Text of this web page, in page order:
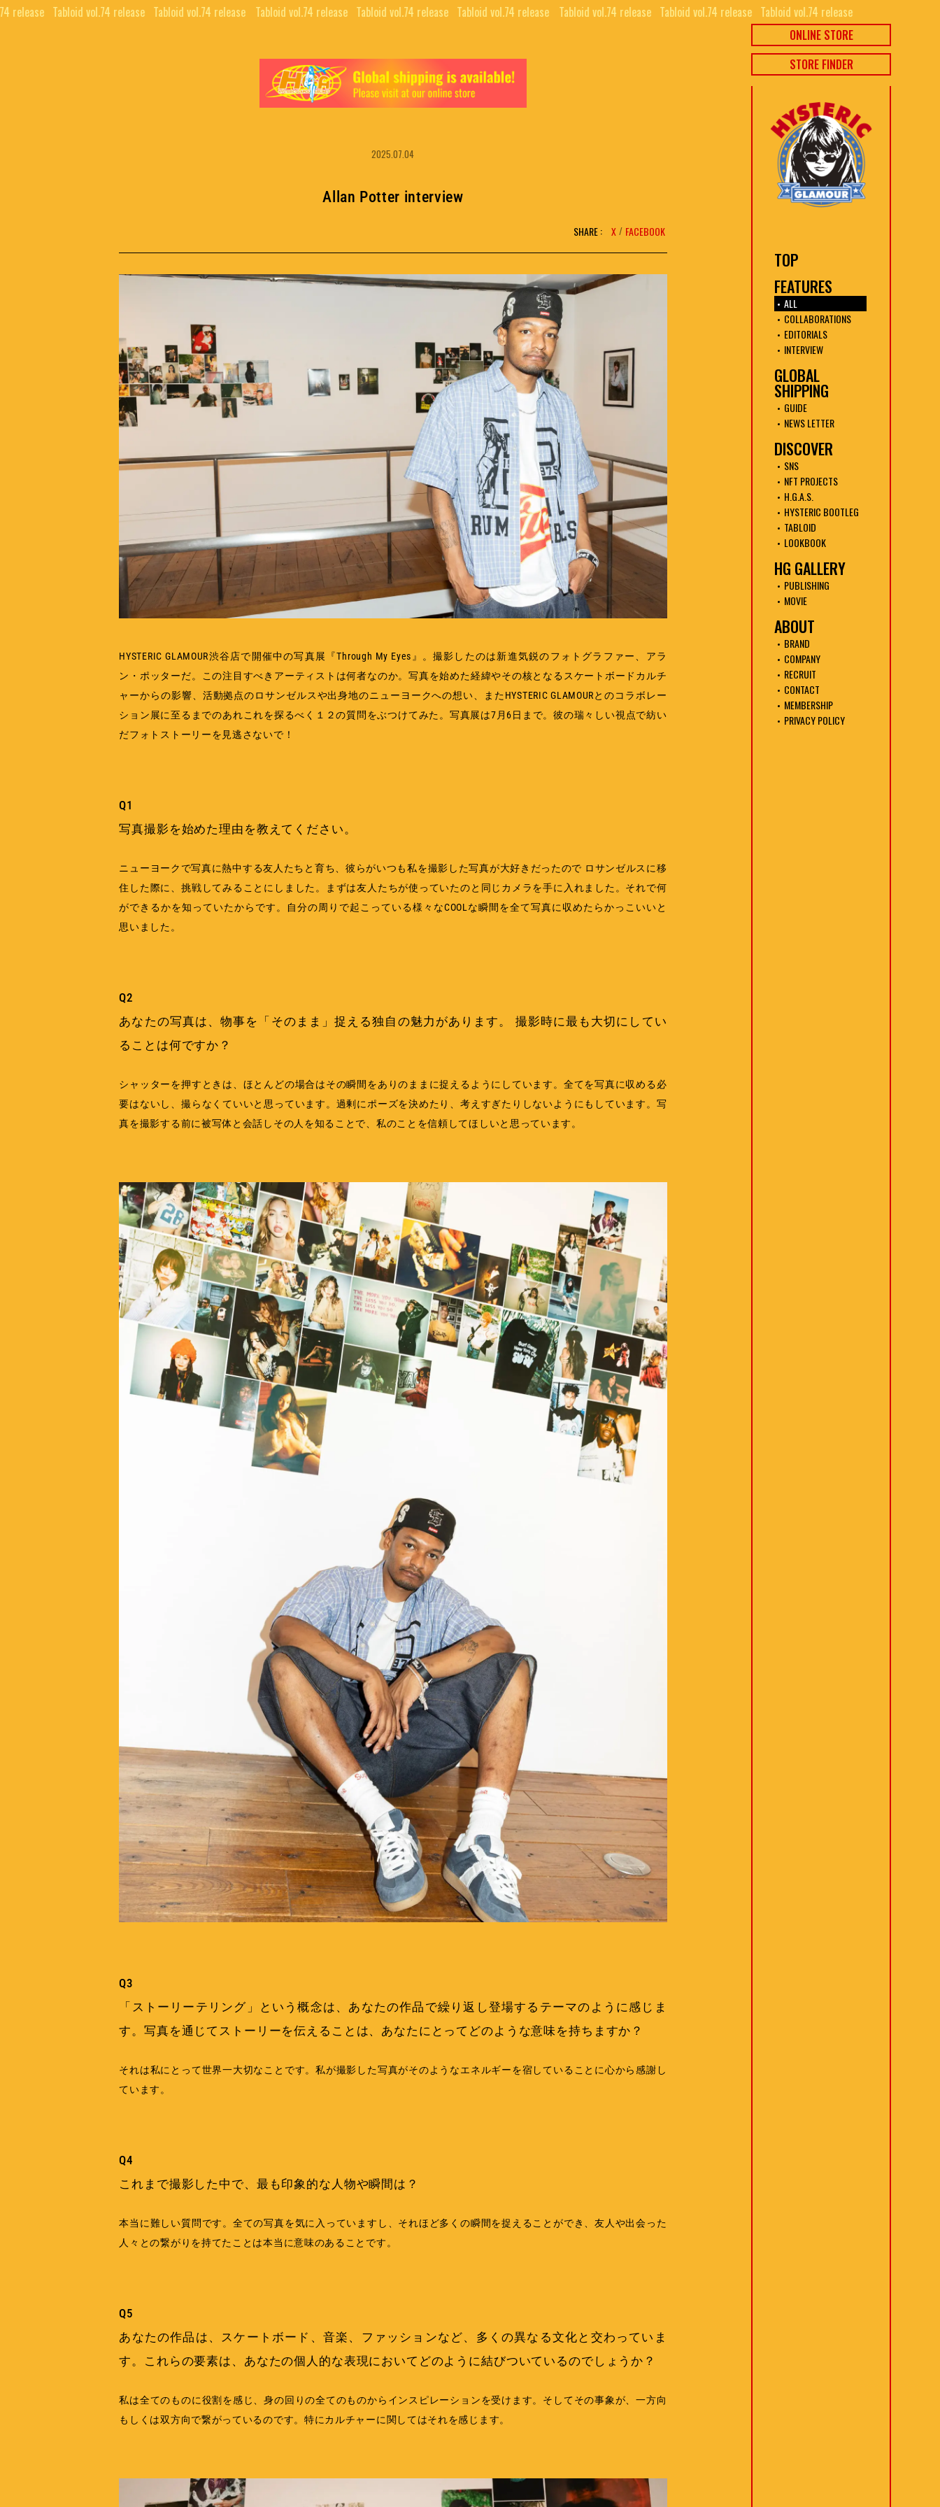
Tabloid vol.74 release⠀Tabloid vol.74 release⠀Tabloid vol.74 release⠀Tabloid vol.74 release⠀Tabloid vol.74 release⠀Tabloid vol.74 release⠀Tabloid vol.74 release⠀Tabloid vol.74 release⠀
ONLINE STORE
STORE FINDER
TOP
FEATURES
ALL
COLLABORATIONS
EDITORIALS
INTERVIEW
GLOBAL
SHIPPING
GUIDE
NEWS LETTER
DISCOVER
SNS
NFT PROJECTS
H.G.A.S.
HYSTERIC BOOTLEG
TABLOID
LOOKBOOK
HG GALLERY
PUBLISHING
MOVIE
ABOUT
BRAND
COMPANY
RECRUIT
CONTACT
MEMBERSHIP
PRIVACY POLICY
2025.07.04
Allan Potter interview
SHARE : X FACEBOOK
HYSTERIC GLAMOUR渋谷店で開催中の写真展『Through My Eyes』。撮影したのは新進気鋭のフォトグラファー、アラ
ン・ポッターだ。この注目すべきアーティストは何者なのか。写真を始めた経緯やその核となるスケートボードカルチ
ャーからの影響、活動拠点のロサンゼルスや出身地のニューヨークへの想い、またHYSTERIC GLAMOURとのコラボレー
ション展に至るまでのあれこれを探るべく１２の質問をぶつけてみた。写真展は7月6日まで。彼の瑞々しい視点で紡い
だフォトストーリーを見逃さないで！
Q1
写真撮影を始めた理由を教えてください。
ニューヨークで写真に熱中する友人たちと育ち、彼らがいつも私を撮影した写真が大好きだったので ロサンゼルスに移
住した際に、挑戦してみることにしました。まずは友人たちが使っていたのと同じカメラを手に入れました。それで何
ができるかを知っていたからです。自分の周りで起こっている様々なCOOLな瞬間を全て写真に収めたらかっこいいと
思いました。
Q2
あなたの写真は、物事を「そのまま」捉える独自の魅力があります。 撮影時に最も大切にしてい
ることは何ですか？
シャッターを押すときは、ほとんどの場合はその瞬間をありのままに捉えるようにしています。全てを写真に収める必
要はないし、撮らなくていいと思っています。過剰にポーズを決めたり、考えすぎたりしないようにもしています。写
真を撮影する前に被写体と会話しその人を知ることで、私のことを信頼してほしいと思っています。
Q3
「ストーリーテリング」という概念は、あなたの作品で繰り返し登場するテーマのように感じま
す。写真を通じてストーリーを伝えることは、あなたにとってどのような意味を持ちますか？
それは私にとって世界一大切なことです。私が撮影した写真がそのようなエネルギーを宿していることに心から感謝し
ています。
Q4
これまで撮影した中で、最も印象的な人物や瞬間は？
本当に難しい質問です。全ての写真を気に入っていますし、それほど多くの瞬間を捉えることができ、友人や出会った
人々との繋がりを持てたことは本当に意味のあることです。
Q5
あなたの作品は、スケートボード、音楽、ファッションなど、多くの異なる文化と交わっていま
す。これらの要素は、あなたの個人的な表現においてどのように結びついているのでしょうか？
私は全てのものに役割を感じ、身の回りの全てのものからインスピレーションを受けます。そしてその事象が、一方向
もしくは双方向で繋がっているのです。特にカルチャーに関してはそれを感じます。